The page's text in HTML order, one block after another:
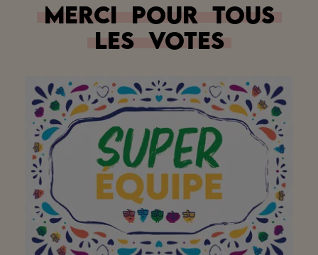
Merci pour tous
les votes